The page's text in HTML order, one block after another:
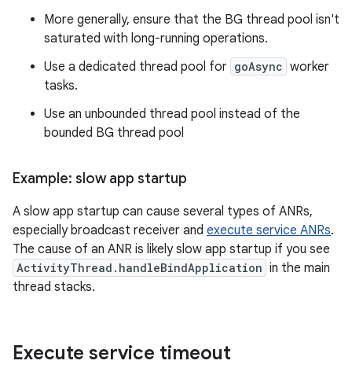
More generally, ensure that the BG thread pool isn't
saturated with long-running operations.
Use a dedicated thread pool for goAsync worker
tasks.
Use an unbounded thread pool instead of the
bounded BG thread pool
Example: slow app startup
A slow app startup can cause several types of ANRs,
especially broadcast receiver and execute service ANRs.
The cause of an ANR is likely slow app startup if you see
ActivityThread.handleBindApplication in the main
thread stacks.
Execute service timeout